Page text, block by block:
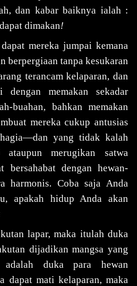
dan kabar baiknya ialah :
dimakan!
mereka jumpai kemana
berpergiaan tanpa kesukaran
terancam kelaparan, dan
memakan sekadar
buahan, bahkan memakan
mereka cukup antusias
yang tidak kalah
merugikan satwa
bersahabat dengan hewan-
harmonis. Coba saja Anda
apakah hidup Anda akan
lapar, maka itulah duka
dijadikan mangsa yang
adalah duka para hewan
dapat mati kelaparan, maka